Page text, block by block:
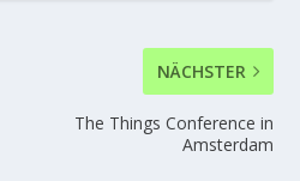
NÄCHSTER
The Things Conference in
Amsterdam